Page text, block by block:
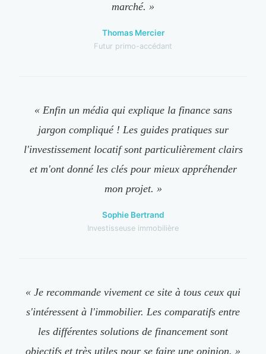
marché. »
Thomas Mercier
Futur primo-accédant
« Enfin un média qui explique la finance sans
jargon compliqué ! Les guides pratiques sur
l'investissement locatif sont particulièrement clairs
et m'ont donné les clés pour mieux appréhender
mon projet. »
Sophie Bertrand
Investisseuse immobilière
« Je recommande vivement ce site à tous ceux qui
s'intéressent à l'immobilier. Les comparatifs entre
les différentes solutions de financement sont
objectifs et très utiles pour se faire une opinion. »